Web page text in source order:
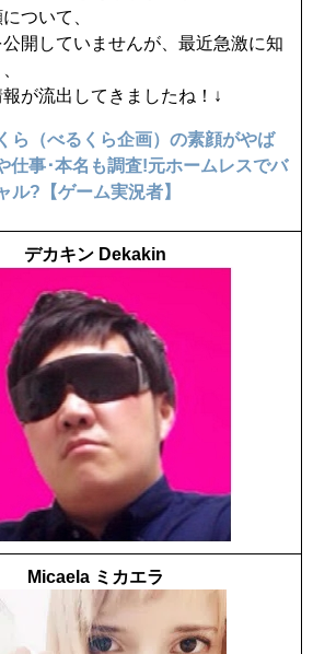
ついて、
開していませんが、最近急激に知
が流出してきましたね！↓
ら（べるくら企画）の素顔がやば
仕事･本名も調査!元ホームレスでバ
ル?【ゲーム実況者】
デカキン Dekakin
Micaela ミカエラ